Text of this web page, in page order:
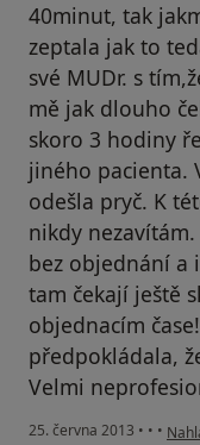
40minut, tak
zeptala jak to
své MUDr. s
mě jak dlouho
skoro 3 hodiny
jiného pacienta.
odešla pryč. K
nikdy
bez objednání a
tam čekají ještě
objednacím
předpokládala,
Velmi
25. června 2013 • • •